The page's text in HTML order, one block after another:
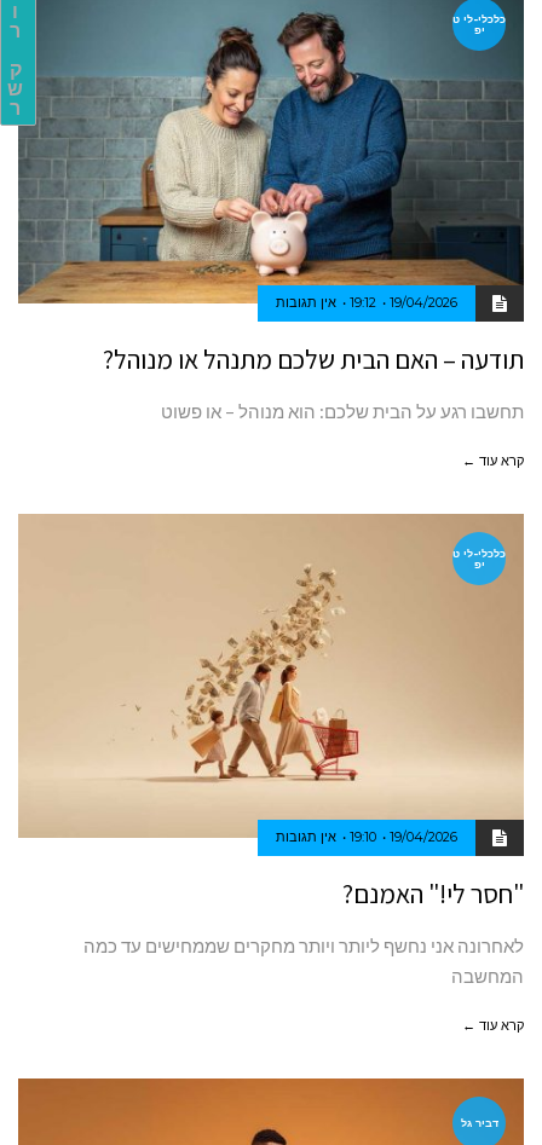
ו
ר
ק
ש
ר
כלכלי-לי ט
יפ
19/04/2026
19:12 אין תגובות
תודעה – האם הבית שלכם מתנהל או מנוהל?
תחשבו רגע על הבית שלכם: הוא מנוהל – או פשוט
קרא עוד ←
כלכלי-לי ט
יפ
19/04/2026
19:10 אין תגובות
"חסר לי!" האמנם?
לאחרונה אני נחשף ליותר ויותר מחקרים שממחישים עד כמה
המחשבה
קרא עוד ←
דביר גל